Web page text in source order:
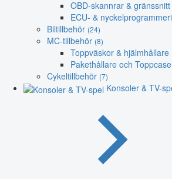
OBD-skannrar & gränssnitt
ECU- &
Biltillbehör (24)
MC-tillbehör (8)
Toppväskor & hjälmhållare
Pakethållare och
Cykeltillbehör (7)
Konsoler & TV-